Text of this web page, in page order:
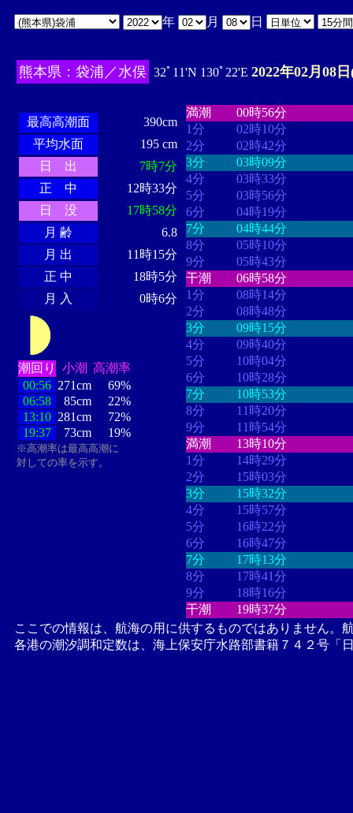
年 月 日
熊本県：袋浦／水俣 32ﾟ11'N 130ﾟ22'E 2022年02月08
最高高潮面
390cm
平均水面
195 cm
日 出
7時7分
正 中
12時33分
日 没
17時58分
月 齢
6.8
月 出
11時15分
正 中
18時5分
月 入
0時6分
潮回り 小潮 高潮率
00:56 271cm
69%
06:58
85cm
22%
13:10 281cm
72%
19:37
73cm 19%
※高潮率は最高高潮に
対しての率を示す。
満潮
00時56分
1分
02時10分
2分
02時42分
3分
03時09分
4分
03時33分
5分
03時56分
6分
04時19分
7分
04時44分
8分
05時10分
9分
05時43分
干潮
06時58分
1分
08時14分
2分
08時48分
3分
09時15分
4分
09時40分
5分
10時04分
6分
10時28分
7分
10時53分
8分
11時20分
9分
11時54分
満潮
13時10分
1分
14時29分
2分
15時03分
3分
15時32分
4分
15時57分
5分
16時22分
6分
16時47分
7分
17時13分
8分
17時41分
9分
18時16分
干潮
19時37分
ここでの情報は、航海の用に供するものではありません。
各港の潮汐調和定数は、海上保安庁水路部書籍７４２号「